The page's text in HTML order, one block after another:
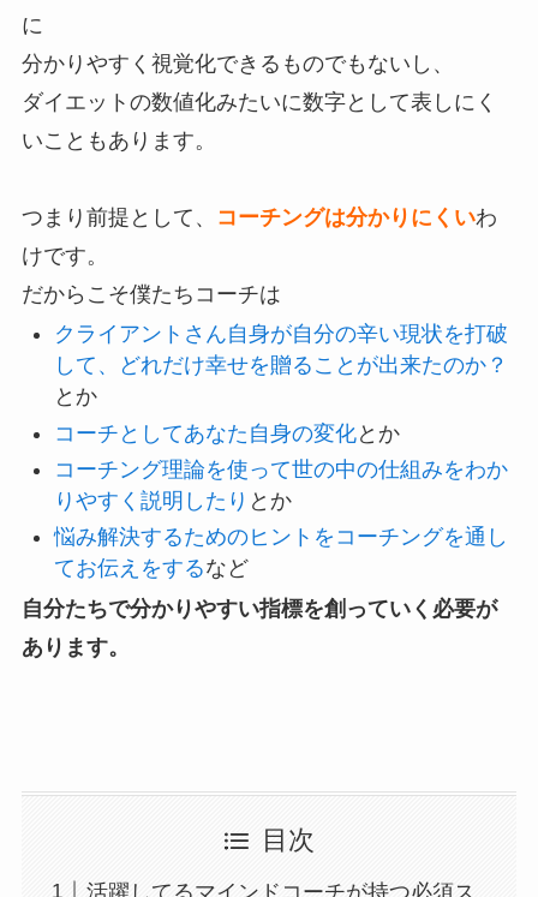
に
分かりやすく視覚化できるものでもないし、
ダイエットの数値化みたいに数字として表しにく
いこともあります。
つまり前提として、 コーチングは分かりにくいわ
けです。
だからこそ僕たちコーチは
クライアントさん自身が自分の辛い現状を打破
して、どれだけ幸せを贈ることが出来たのか？
とか
コーチとしてあなた自身の変化とか
コーチング理論を使って世の中の仕組みをわか
りやすく説明したり とか
悩み解決するためのヒントをコーチングを通し
てお伝えをするなど
自分たちで分かりやすい指標を創っていく必要が
あります。
目次
活躍してるマインドコーチが持つ必須ス